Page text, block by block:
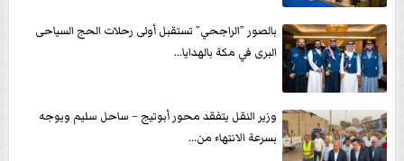
بالصور ”الراجحي” تستقبل أولى رحلات الحج السياحى
البرى في مكة بالهدايا...
وزير النقل يتفقد محور أبوتيج – ساحل سليم ويوجه
بسرعة الانتهاء من...